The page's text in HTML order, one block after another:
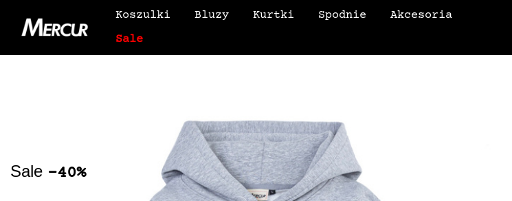
Koszulki Bluzy Kurtki Spodnie
Akcesoria
Sale
Sale -40%